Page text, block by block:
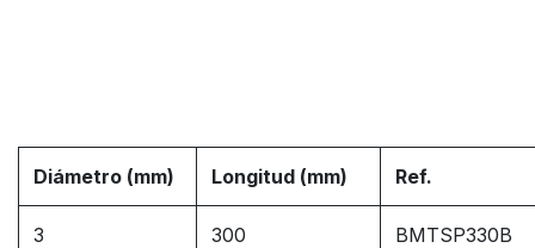
Diámetro (mm) Longitud (mm) Ref.
3 300 BMTSP330B